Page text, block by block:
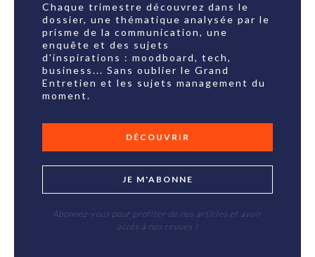
Chaque trimestre découvrez dans le
dossier, une thématique analysée par le
prisme de la communication, une
enquête et des sujets
d'inspirations : moodboard, tech,
business... Sans oublier le Grand
Entretien et les sujets management du
moment.
DÉCOUVRIR
JE M'ABONNE
Abonnez-vous pour profiter de nos articles et avoir
accès à nos revues !